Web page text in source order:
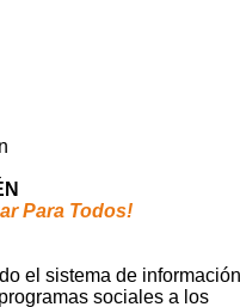
Para Todos!
el sistema de información
sociales a los